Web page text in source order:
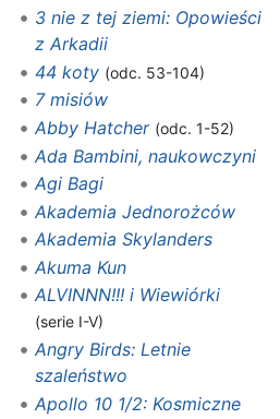
3 nie z tej ziemi: Opowieści
z Arkadii
44 koty (odc. 53-104)
7 misiów
Abby Hatcher (odc. 1-52)
Ada Bambini, naukowczyni
Agi Bagi
Akademia Jednorożców
Akademia Skylanders
Akuma Kun
ALVINNN!!! i Wiewiórki
(serie I-V)
Angry Birds: Letnie
szaleństwo
Apollo 10 1/2: Kosmiczne